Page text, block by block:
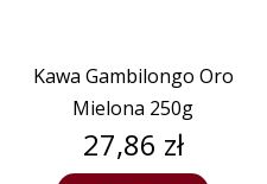
Kawa Gambilongo Oro
Mielona 250g
Cena
27,86 zł